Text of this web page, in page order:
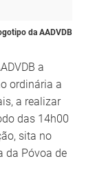
da AADVDB
a
ordinária a
a realizar
das 14h00
sita no
da Póvoa de